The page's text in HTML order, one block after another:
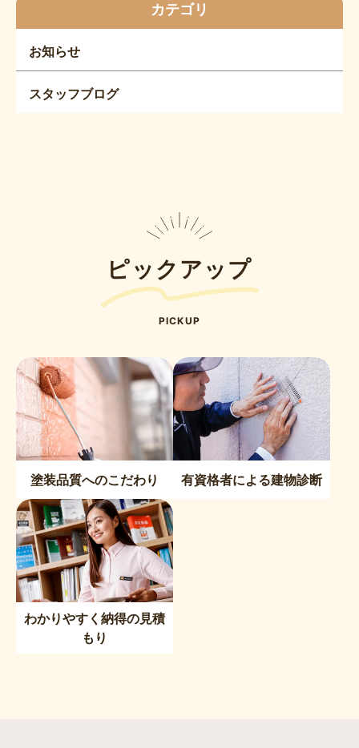
カテゴリ
お知らせ
スタッフブログ
ピックアップ
PICKUP
塗装品質へのこだわり 有資格者による建物診断
わかりやすく納得の見積
もり